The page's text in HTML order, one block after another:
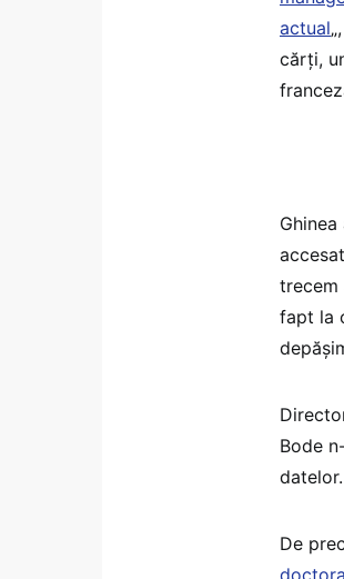
actual
cărți,
trecem
fapt la
Bode
De